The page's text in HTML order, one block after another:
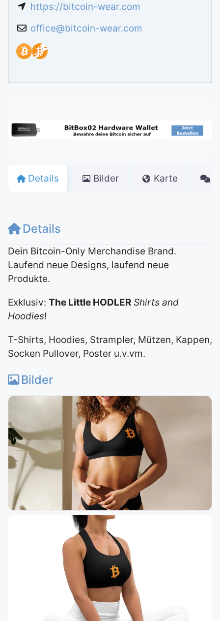
https://bitcoin-wear.com
office@bitcoin-wear.com
Details Bilder Karte
Details
Dein Bitcoin-Only Merchandise Brand.
Laufend neue Designs, laufend neue
Produkte.
Exklusiv: The Little HODLER Shirts and
Hoodies!
T-Shirts, Hoodies, Strampler, Mützen, Kappen,
Socken Pullover, Poster u.v.vm.
Bilder